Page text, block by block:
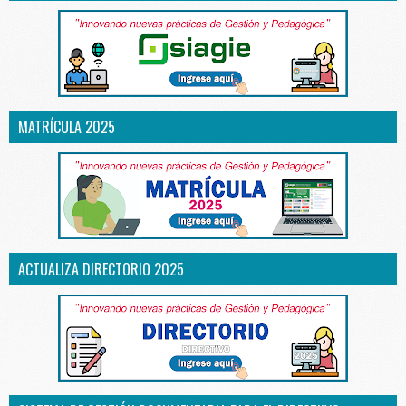
MATRÍCULA 2025
ACTUALIZA DIRECTORIO 2025